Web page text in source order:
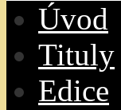
Úvod
Tituly
Edice